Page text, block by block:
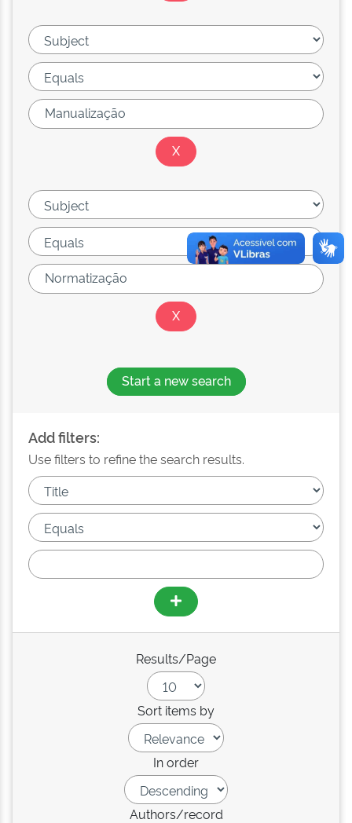
Start a new search
Add filters:
Use filters to refine the search results.
Results/Page
Sort items by
In order
Authors/record